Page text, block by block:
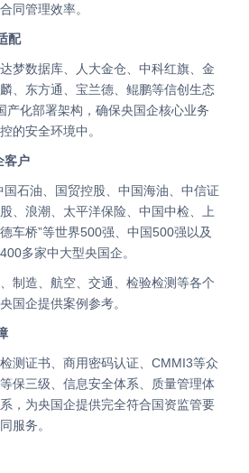
同管理效率。
配
、东方通、宝兰德、鲲鹏等信创生态
产化部署架构，确保央国企核心业务
的安全环境中。
客户
、浪潮、太平洋保险、中国中检、上
车桥”等世界500强、中国500强以及
多家中大型央国企。
国企提供案例参考。
保三级、信息安全体系、质量管理体
，为央国企提供完全符合国资监管要
服务。